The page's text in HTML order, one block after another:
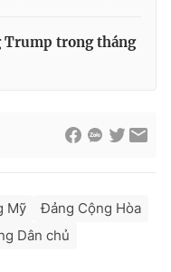
Trump trong tháng
Mỹ
Đảng Cộng Hòa
Dân chủ